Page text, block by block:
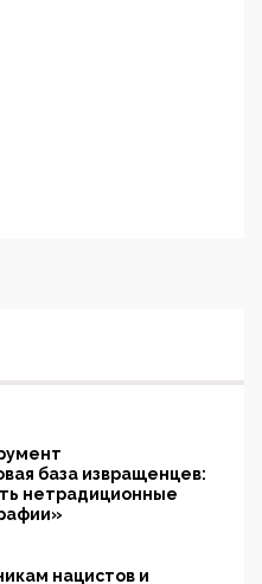
база извращенцев:
нетрадиционные
нацистов и